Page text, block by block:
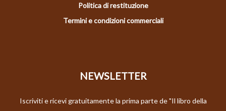
Politica di restituzione
Termini e condizioni commerciali
NEWSLETTER
Iscriviti e ricevi gratuitamente la prima parte de "Il libro della